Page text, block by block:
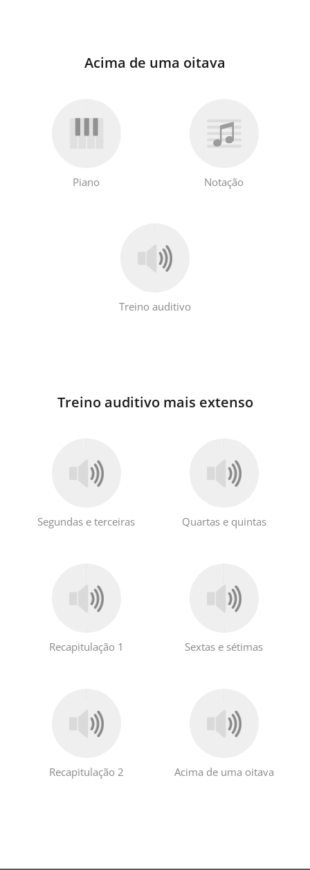
Acima de uma oitava
Piano Notação
Treino auditivo
Treino auditivo mais extenso
Segundas e terceiras Quartas e quintas
Recapitulação 1 Sextas e sétimas
Recapitulação 2 Acima de uma oitava